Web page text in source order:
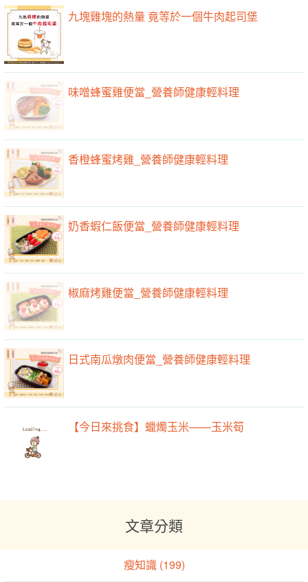
九塊雞塊的熱量 竟等於一個牛肉起司堡
味噌蜂蜜雞便當_營養師健康輕料理
香橙蜂蜜烤雞_營養師健康輕料理
奶香蝦仁飯便當_營養師健康輕料理
椒麻烤雞便當_營養師健康輕料理
日式南瓜燉肉便當_營養師健康輕料理
【今日來挑食】蠟燭玉米——玉米筍
瘦知識 (199)
瘦分享 (27)